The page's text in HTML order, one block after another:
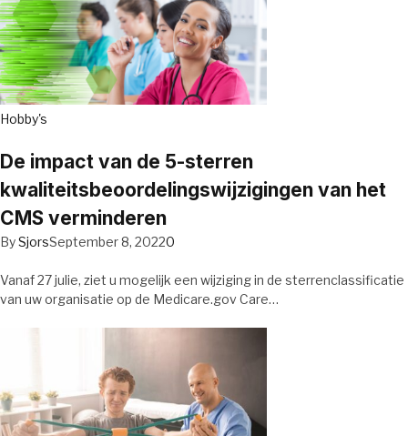
Hobby's
De impact van de 5-sterren
kwaliteitsbeoordelingswijzigingen van het
CMS verminderen
BySjorsSeptember 8, 20220
Vanaf 27 julie, ziet u mogelijk een wijziging in de sterrenclassificatie
van uw organisatie op de Medicare.gov Care…